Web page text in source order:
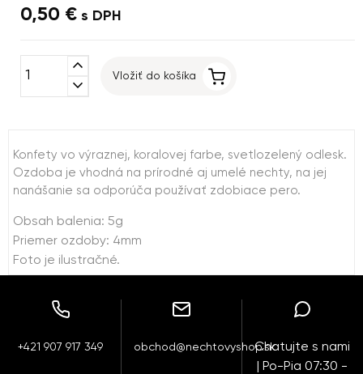
0,50 € s DPH
expand_less
expand_more
Vložiť do košíka
Konfety vo výraznej, koralovej farbe, svetlozelený odlesk.
Ozdoba je vhodná na prírodné aj umelé nechty, na jej
nanášanie sa odporúča používať zdobiace pero.
Obsah balenia: 5g
Priemer ozdoby: 4mm
Foto je ilustračné.
+421 907 917 349 obchod@nechtovyshop.skChatujte s nami
| Po-Pia 07:30 -